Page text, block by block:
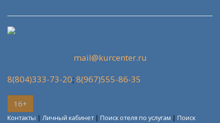
mail@kurcenter.ru
8(804)333-73-20; 8(967)555-86-35
16+
Контакты | Личный кабинет| Поиск отеля по услугам | Поиск